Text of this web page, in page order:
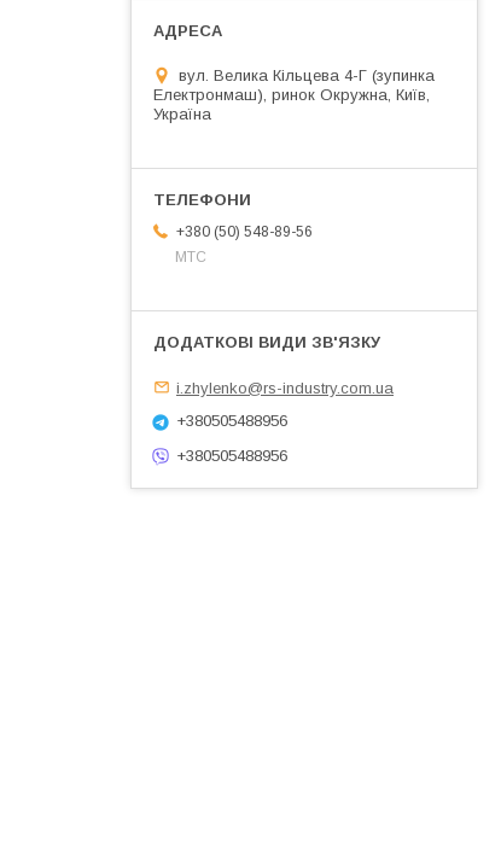
вул. Велика Кільцева 4-Г (зупинка
Електронмаш), ринок Окружна, Київ,
Україна
+380 (50) 548-89-56
МТС
i.zhylenko@rs-industry.com.ua
+380505488956
+380505488956